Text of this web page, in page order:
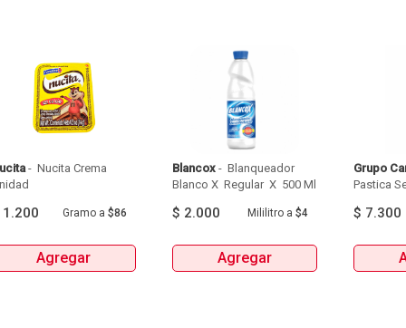
- Nucita Crema
1.200 Gramo a$86
Agregar
Blancox - Blanqueador
$ 2.000 Mililitro a$4
Agregar
Grupo
Pastica
$ 7.300